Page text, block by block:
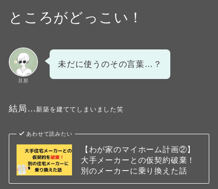
ところがどっこい！
旦那
未だに使うのその言葉…？
結局… 新築を建ててしまいました笑
あわせて読みたい
【わが家のマイホーム計画②】
大手メーカーとの仮契約破棄！
別のメーカーに乗り換えた話